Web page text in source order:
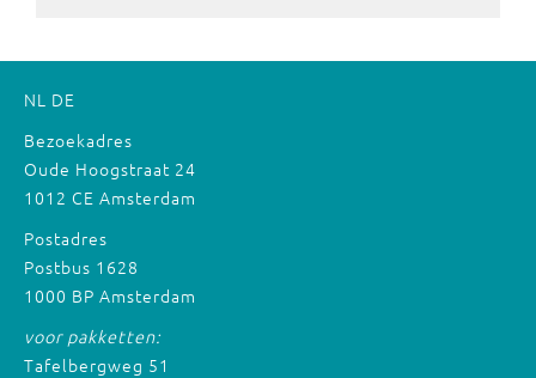
NL DE
Bezoekadres
Oude Hoogstraat 24
1012 CE Amsterdam
Postadres
Postbus 1628
1000 BP Amsterdam
voor pakketten:
Tafelbergweg 51